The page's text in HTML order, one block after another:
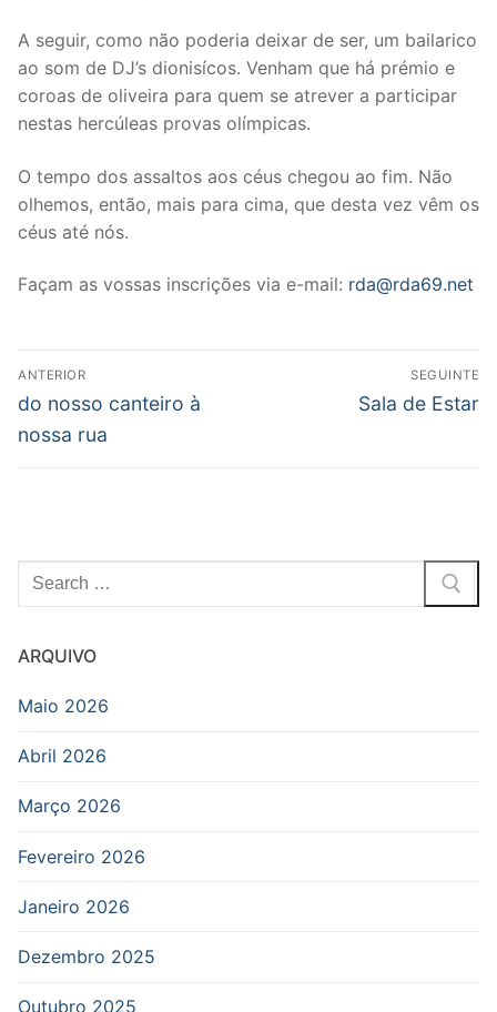
A seguir, como não poderia deixar de ser, um bailarico
ao som de DJ’s dionisícos. Venham que há prémio e
coroas de oliveira para quem se atrever a participar
nestas hercúleas provas olímpicas.
O tempo dos assaltos aos céus chegou ao fim. Não
olhemos, então, mais para cima, que desta vez vêm os
céus até nós.
Façam as vossas inscrições via e-mail: rda@rda69.net
Post
navigation
ANTERIOR
Previous
post:
do nosso canteiro à
nossa rua
SEGUINTE
Next
Sala de Estar
Pesquisar
por:
ARQUIVO
Maio 2026
Abril 2026
Março 2026
Fevereiro 2026
Janeiro 2026
Dezembro 2025
Outubro 2025